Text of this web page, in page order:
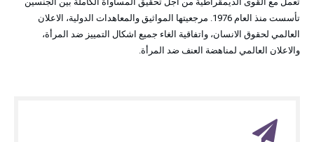
تأسست منذ العام 1976. مرجعيتها المواثيق والمعاهدات الدولية، الاعلان
العالمي لحقوق الانسان، واتفاقية الغاء جميع اشكال التمييز ضد المرأة،
والاعلان العالمي لمناهضة العنف ضد المرأة.